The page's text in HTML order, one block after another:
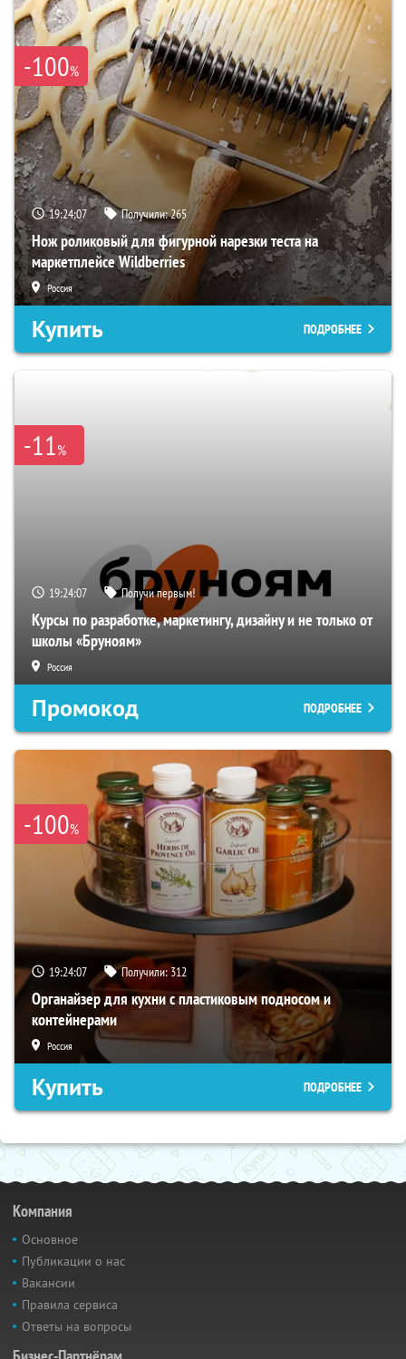
-100%
19:24:06 Получили:265
Нож роликовый для фигурной нарезки теста на
маркетплейсе Wildberries
Россия
Купить ПОДРОБНЕЕ
-11%
19:24:06 Получи первым!
Курсы по разработке, маркетингу, дизайну и не только от
школы «Бруноям»
Россия
Промокод ПОДРОБНЕЕ
-100%
19:24:06 Получили: 312
Органайзер для кухни с пластиковым подносом и
контейнерами
Россия
Купить ПОДРОБНЕЕ
Компания
Основное
Публикации о нас
Вакансии
Правила сервиса
Ответы на вопросы